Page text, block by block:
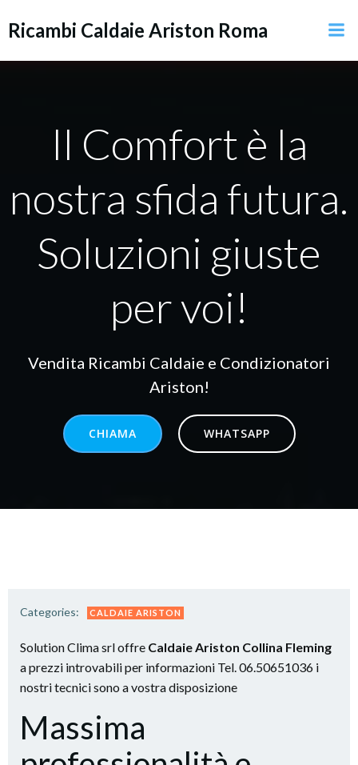
al
Ricambi Caldaie Ariston Roma
Il Comfort è la
nostra sfida futura.
Soluzioni giuste
per voi!
Vendita Ricambi Caldaie e Condizionatori
Ariston!
CHIAMA WHATSAPP
Categories: CALDAIE ARISTON
Solution Clima srl offre Caldaie Ariston Collina Fleming
a prezzi introvabili per informazioni Tel. 06.50651036 i
nostri tecnici sono a vostra disposizione
Massima